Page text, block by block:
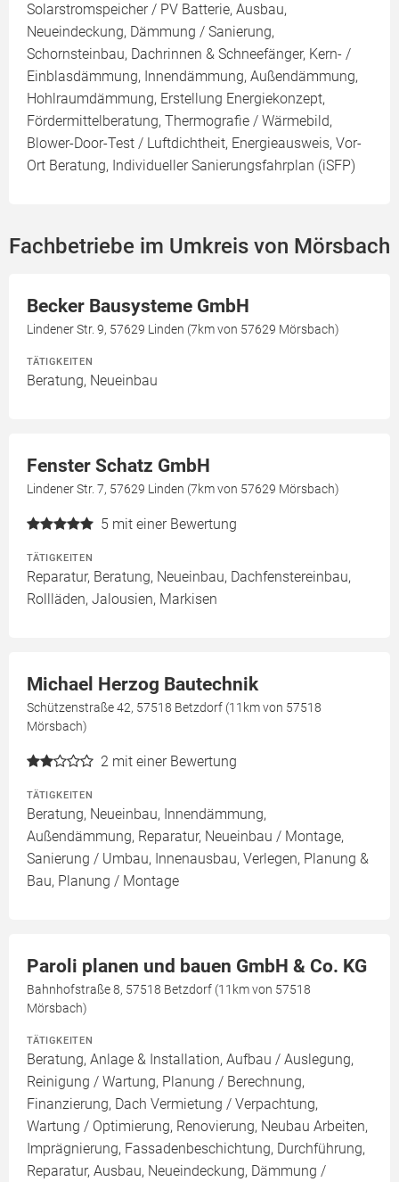
Solarstromspeicher / PV Batterie, Ausbau,
Neueindeckung, Dämmung / Sanierung,
Schornsteinbau, Dachrinnen & Schneefänger, Kern- /
Einblasdämmung, Innendämmung, Außendämmung,
Hohlraumdämmung, Erstellung Energiekonzept,
Fördermittelberatung, Thermografie / Wärmebild,
Blower-Door-Test / Luftdichtheit, Energieausweis, Vor-
Ort Beratung, Individueller Sanierungsfahrplan (iSFP)
Fachbetriebe im Umkreis von Mörsbach
Becker Bausysteme GmbH
Lindener Str. 9, 57629 Linden (7km von 57629 Mörsbach)
TÄTIGKEITEN
Beratung, Neueinbau
Fenster Schatz GmbH
Lindener Str. 7, 57629 Linden (7km von 57629 Mörsbach)
5 mit einer Bewertung
TÄTIGKEITEN
Reparatur, Beratung, Neueinbau, Dachfenstereinbau,
Rollläden, Jalousien, Markisen
Michael Herzog Bautechnik
Schützenstraße 42, 57518 Betzdorf (11km von 57518
Mörsbach)
2 mit einer Bewertung
TÄTIGKEITEN
Beratung, Neueinbau, Innendämmung,
Außendämmung, Reparatur, Neueinbau / Montage,
Sanierung / Umbau, Innenausbau, Verlegen, Planung &
Bau, Planung / Montage
Paroli planen und bauen GmbH & Co. KG
Bahnhofstraße 8, 57518 Betzdorf (11km von 57518
Mörsbach)
TÄTIGKEITEN
Beratung, Anlage & Installation, Aufbau / Auslegung,
Reinigung / Wartung, Planung / Berechnung,
Finanzierung, Dach Vermietung / Verpachtung,
Wartung / Optimierung, Renovierung, Neubau Arbeiten,
Imprägnierung, Fassadenbeschichtung, Durchführung,
Reparatur, Ausbau, Neueindeckung, Dämmung /